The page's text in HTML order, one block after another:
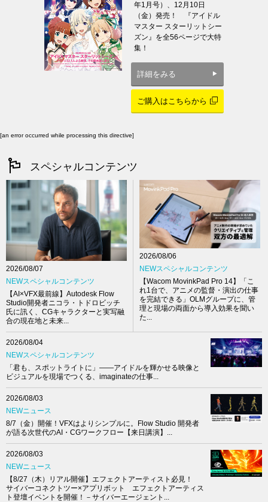
年1月号）、12月10日
（金）発売！ 『アイドル
マスター スターリットシー
ズン』を全56ページで大特
集！
詳細をみる
ご購入はこちらから
[an error occurred while processing this directive]
スペシャルコンテンツ
2026/08/07
NEWスペシャルコンテンツ
【AI×VFX最前線】Autodesk Flow
Studio開発者ニコラ・トドロビッチ
氏に訊く、CGキャラクターと実写融
合の現在地と未来...
2026/08/06
NEWスペシャルコンテンツ
【Wacom MovinkPad Pro 14】「こ
れ1台で、アニメの監督・演出の仕事
を完結できる」OLMグループに、管
理と現場の両面から導入効果を聞い
た...
2026/08/04
NEWスペシャルコンテンツ
「君も、スポットライトに」――アイドルを輝かせる映像と
ビジュアルを現場でつくる、imaginateの仕事...
2026/08/03
NEWニュース
8/7（金）開催！VFXはよりシンプルに。Flow Studio 開発者
が語る次世代のAI・CGワークフロー【来日講演】...
2026/08/03
NEWニュース
【8/27（木）リアル開催】エフェクトアーティスト必見！
サイバーコネクトツー×アプリボット エフェクトアーティス
ト登壇イベントを開催！－サイバーエージェント...